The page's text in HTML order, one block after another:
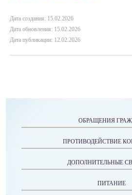
Дата создания: 15.02.2026
Дата обновления: 15.02.2026
Дата публикации: 12.02.2026
ОБРАЩЕНИЯ
ПРОТИВОДЕЙСТВИЕ
ДОПОЛНИТЕЛЬНЫЕ
ПИТАНИЕ